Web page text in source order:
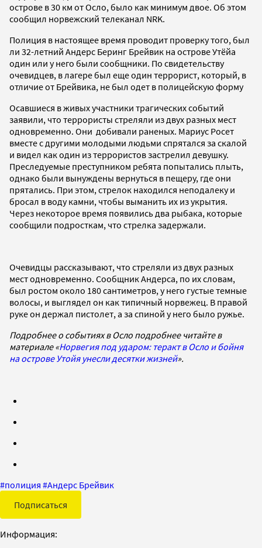
острове в 30 км от Осло, было как минимум двое. Об этом
сообщил норвежский телеканал NRK.
Полиция в настоящее время проводит проверку того, был
ли 32-летний Андерс Беринг Брейвик на острове Утёйа
один или у него были сообщники. По свидетельству
очевидцев, в лагере был еще один террорист, который, в
отличие от Брейвика, не был одет в полицейскую форму
Осавшиеся в живых участники трагических событий
заявили, что террористы стреляли из двух разных мест
одновременно. Они добивали раненых. Мариус Росет
вместе с другими молодыми людьми спрятался за скалой
и видел как один из террористов застрелил девушку.
Преследуемые преступником ребята попытались плыть,
однако были вынуждены вернуться в пещеру, где они
прятались. При этом, стрелок находился неподалеку и
бросал в воду камни, чтобы выманить их из укрытия.
Через некоторое время появились два рыбака, которые
сообщили подросткам, что стрелка задержали.
Очевидцы рассказывают, что стреляли из двух разных
мест одновременно. Сообщник Андерса, по их словам,
был ростом около 180 сантиметров, у него густые темные
волосы, и выглядел он как типичный норвежец. В правой
руке он держал пистолет, а за спиной у него было ружье.
Подробнее о событиях в Осло подробнее читайте в
материале «Норвегия под ударом: теракт в Осло и бойня
на острове Утойя унесли десятки жизней».
#полиция #Андерс Брейвик
Подписаться
Информация: